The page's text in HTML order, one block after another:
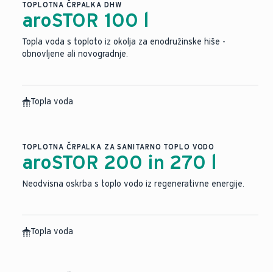
TOPLOTNA ČRPALKA DHW
aroSTOR 100 l
Topla voda s toploto iz okolja za enodružinske hiše -
obnovljene ali novogradnje.
Topla voda
TOPLOTNA ČRPALKA ZA SANITARNO TOPLO VODO
aroSTOR 200 in 270 l
Neodvisna oskrba s toplo vodo iz regenerativne energije.
Topla voda